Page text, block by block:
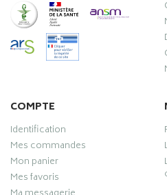
COMPTE
Identification
Mes commandes
Mon panier
Mes favoris